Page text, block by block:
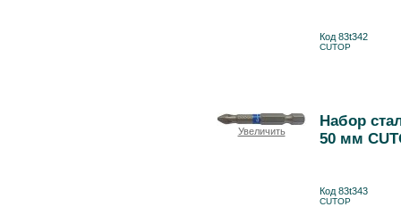
Код 83t342
CUTOP
Увеличить
Набор
50 мм
Код 83t343
CUTOP